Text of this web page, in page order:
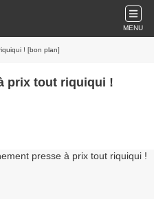
MENU
! [bon plan]
prix tout riquiqui !